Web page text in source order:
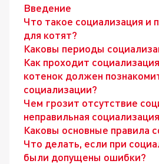
Введение
Что такое социализация и
для котят?
Каковы периоды
Как проходит
котенок должен
социализации?
Чем грозит отсутствие
неправильная
Каковы основные правила
Что делать, если при
были допущены ошибки?